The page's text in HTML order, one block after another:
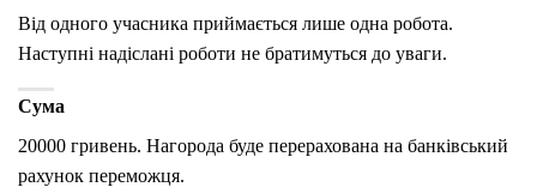
Від одного учасника приймається лише одна робота.
Наступні надіслані роботи не братимуться до уваги.
Сума
20000 гривень. Нагорода буде перерахована на банківський
рахунок переможця.